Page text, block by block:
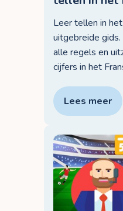
Leer tellen in
uitgebreide
alle regels en
cijfers in het
Lees meer